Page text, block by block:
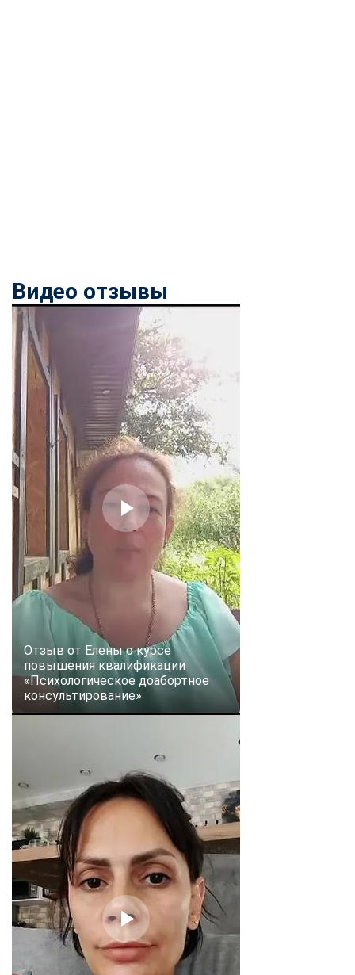
Видео отзывы
Отзыв от Елены о курсе
повышения квалификации
«Психологическое доабортное
консультирование»